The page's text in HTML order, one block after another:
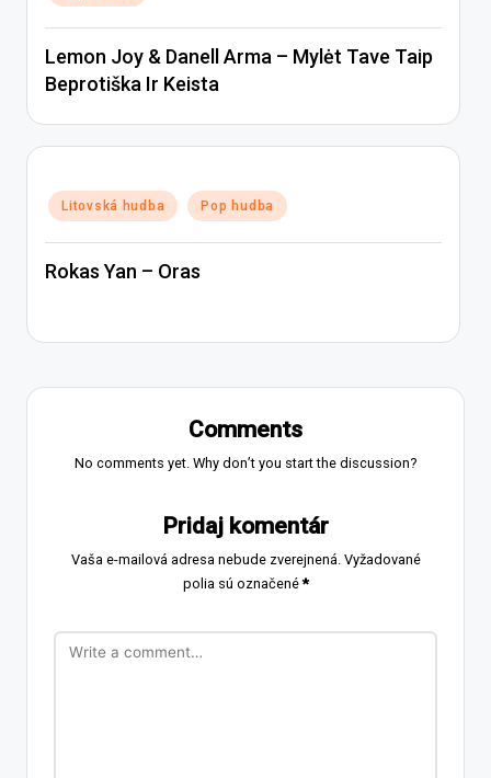
Lemon Joy & Danell Arma – Mylėt Tave Taip
Beprotiška Ir Keista
Posted
in
Litovská hudba Pop hudba
Rokas Yan – Oras
Comments
No comments yet. Why don’t you start the discussion?
Pridaj komentár
Vaša e-mailová adresa nebude zverejnená. Vyžadované
polia sú označené*